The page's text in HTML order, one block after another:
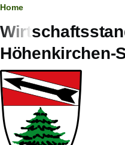
Pfadnavigation
Home
Höhenkirchen-